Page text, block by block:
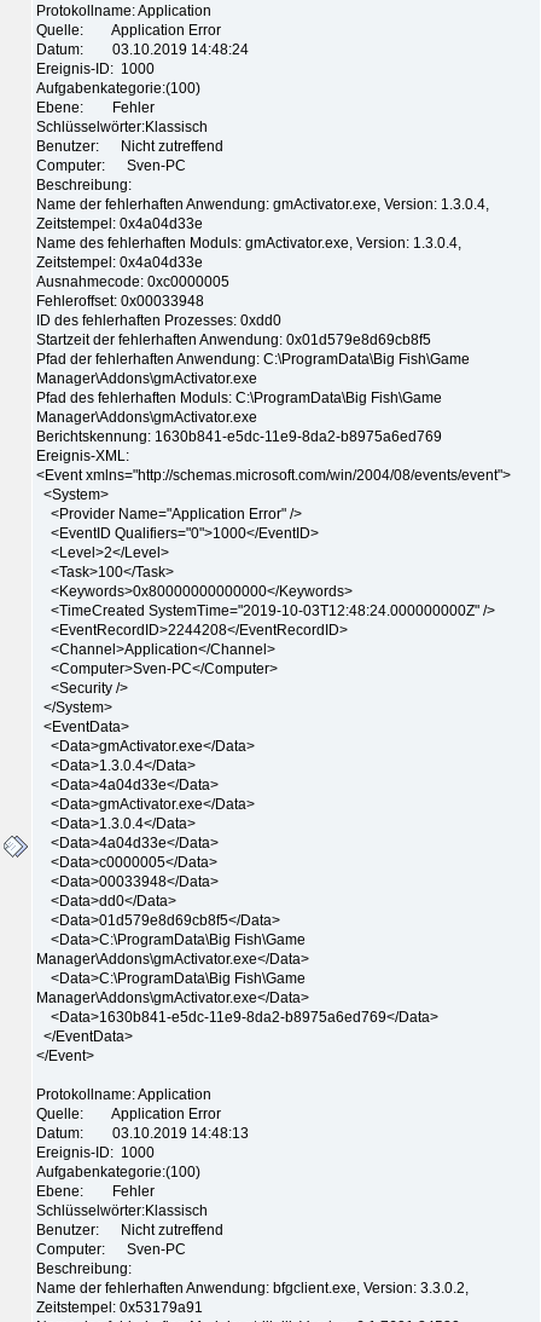
Protokollname: Application
Quelle: Application Error
Datum: 03.10.2019 14:48:24
Ereignis-ID: 1000
Aufgabenkategorie:(100)
Ebene: Fehler
Schlüsselwörter:Klassisch
Benutzer: Nicht zutreffend
Computer: Sven-PC
Beschreibung:
Name der fehlerhaften Anwendung: gmActivator.exe, Version: 1.3.0.4,
Zeitstempel: 0x4a04d33e
Name des fehlerhaften Moduls: gmActivator.exe, Version: 1.3.0.4,
Zeitstempel: 0x4a04d33e
Ausnahmecode: 0xc0000005
Fehleroffset: 0x00033948
ID des fehlerhaften Prozesses: 0xdd0
Startzeit der fehlerhaften Anwendung: 0x01d579e8d69cb8f5
Pfad der fehlerhaften Anwendung: C:\ProgramData\Big Fish\Game
Manager\Addons\gmActivator.exe
Pfad des fehlerhaften Moduls: C:\ProgramData\Big Fish\Game
Manager\Addons\gmActivator.exe
Berichtskennung: 1630b841-e5dc-11e9-8da2-b8975a6ed769
Ereignis-XML:
<Event xmlns="http://schemas.microsoft.com/win/2004/08/events/event">
<System>
<Provider Name="Application Error" />
<EventID Qualifiers="0">1000</EventID>
<Level>2</Level>
<Task>100</Task>
<Keywords>0x80000000000000</Keywords>
<TimeCreated SystemTime="2019-10-03T12:48:24.000000000Z" />
<EventRecordID>2244208</EventRecordID>
<Channel>Application</Channel>
<Computer>Sven-PC</Computer>
<Security />
</System>
<EventData>
<Data>gmActivator.exe</Data>
<Data>1.3.0.4</Data>
<Data>4a04d33e</Data>
<Data>gmActivator.exe</Data>
<Data>1.3.0.4</Data>
<Data>4a04d33e</Data>
<Data>c0000005</Data>
<Data>00033948</Data>
<Data>dd0</Data>
<Data>01d579e8d69cb8f5</Data>
<Data>C:\ProgramData\Big Fish\Game
Manager\Addons\gmActivator.exe</Data>
<Data>C:\ProgramData\Big Fish\Game
Manager\Addons\gmActivator.exe</Data>
<Data>1630b841-e5dc-11e9-8da2-b8975a6ed769</Data>
</EventData>
</Event>
Protokollname: Application
Quelle: Application Error
Datum: 03.10.2019 14:48:13
Ereignis-ID: 1000
Aufgabenkategorie:(100)
Ebene: Fehler
Schlüsselwörter:Klassisch
Benutzer: Nicht zutreffend
Computer: Sven-PC
Beschreibung:
Name der fehlerhaften Anwendung: bfgclient.exe, Version: 3.3.0.2,
Zeitstempel: 0x53179a91